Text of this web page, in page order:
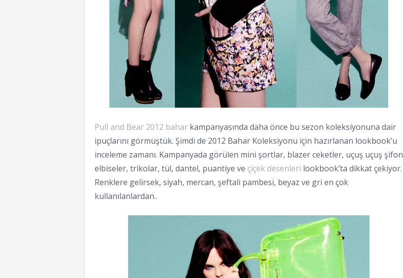
Pull and Bear 2012 bahar kampanyasında daha önce bu sezon koleksiyonuna dair
ipuçlarını görmüştük. Şimdi de 2012 Bahar Koleksiyonu için hazırlanan lookbook’u
inceleme zamanı. Kampanyada görülen mini şortlar, blazer ceketler, uçuş uçuş şifon
elbiseler, trikolar, tül, dantel, puantiye ve çiçek desenleri lookbook’ta dikkat çekiyor.
Renklere gelirsek, siyah, mercan, şeftali pambesi, beyaz ve gri en çok
kullanılanlardan..